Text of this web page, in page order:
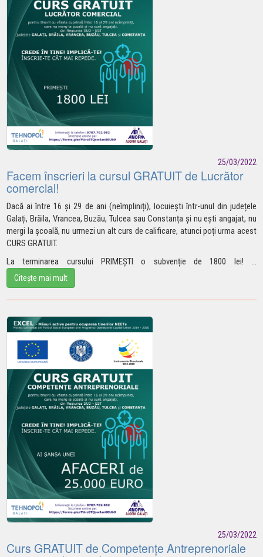
25/03/2022
Facem înscrieri la cursul GRATUIT de Lucrător
comercial!
Dacă ai între 16 și 29 de ani (neîmpliniți), locuiești într-unul din județele
Galați, Brăila, Vrancea, Buzău, Tulcea sau Constanța și nu ești angajat, nu
mergi la școală, nu urmezi un alt curs de calificare, atunci poți urma acest
CURS GRATUIT.
La terminarea cursului PRIMEȘTI o subvenție de1800 lei!
Citește mai mult
25/03/2022
Curs GRATUIT de Competențe Antreprenoriale